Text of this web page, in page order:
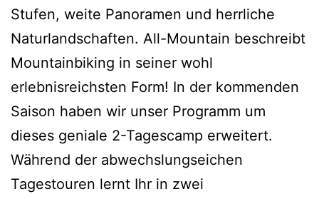
Stufen, weite Panoramen und herrliche
Naturlandschaften. All-Mountain beschreibt
Mountainbiking in seiner wohl
erlebnisreichsten Form! In der kommenden
Saison haben wir unser Programm um
dieses geniale 2-Tagescamp erweitert.
Während der abwechslungseichen
Tagestouren lernt Ihr in zwei